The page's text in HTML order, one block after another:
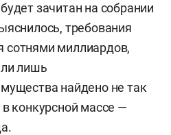
зачитан на собрании
требования
сотнями миллиардов,
лишь
найдено не так
конкурсной массе —